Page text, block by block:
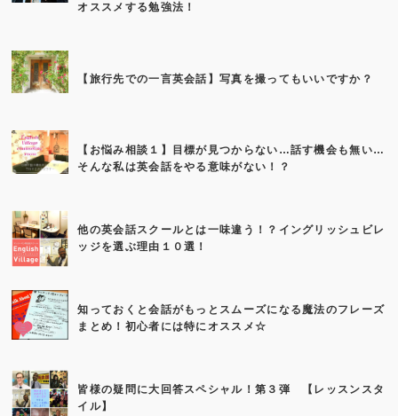
オススメする勉強法！
【旅行先での一言英会話】写真を撮ってもいいですか？
【お悩み相談１】目標が見つからない…話す機会も無い…
そんな私は英会話をやる意味がない！？
他の英会話スクールとは一味違う！？イングリッシュビレ
ッジを選ぶ理由１０選！
知っておくと会話がもっとスムーズになる魔法のフレーズ
まとめ！初心者には特にオススメ☆
皆様の疑問に大回答スペシャル！第３弾 【レッスンスタ
イル】